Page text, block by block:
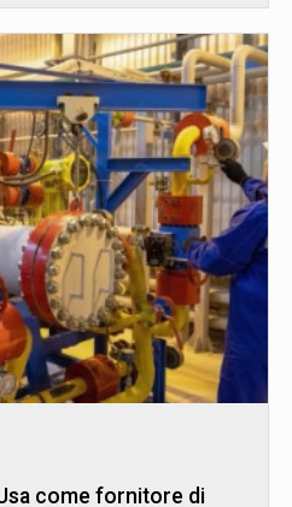
come fornitore di